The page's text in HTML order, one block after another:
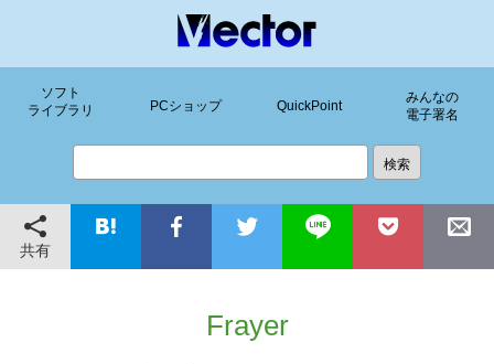
ソフト
ライブラリ
PCショップ QuickPoint
みんなの
電子署名
共有
Frayer